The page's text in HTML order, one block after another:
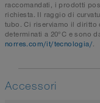
raccomandati, i prodotti
richiesta. Il raggio di
tubo. Ci riserviamo il diritto
determinati a 20°C e sono
norres.com/it/tecnologia/.
Accessori